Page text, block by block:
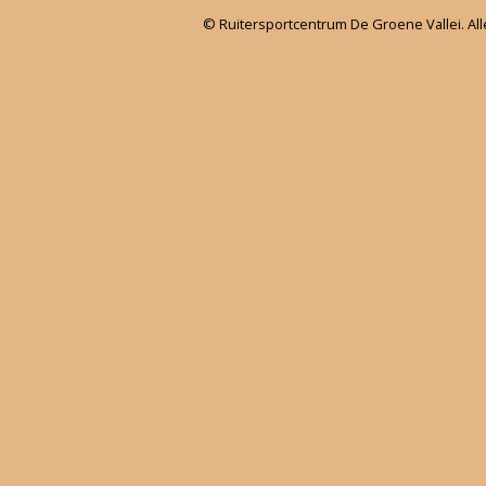
© Ruitersportcentrum De Groene Vallei.